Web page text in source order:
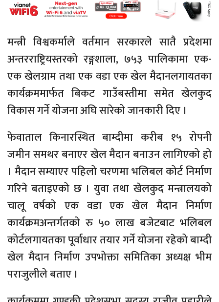
मन्त्री विश्वकर्माले वर्तमान सरकारले सातै प्रदेशमा
अन्तरराष्ट्रियस्तरको रङ्गशाला, ७५३ पालिकामा एक-
एक खेलग्राम तथा एक वडा एक खेल मैदानलगायतका
कार्यक्रममार्फत बिकट गाउँबस्तीमा समेत खेलकुद
विकास गर्ने योजना अघि सारेको जानकारी दिए ।
फेवाताल किनारस्थित बाम्दीमा करीब १५ रोपनी
जमीन समथर बनाएर खेल मैदान बनाउन लागिएको हो
। मैदान सम्याएर पहिलो चरणमा भलिबल कोर्ट निर्माण
गरिने बताइएको छ । युवा तथा खेलकुद मन्त्रालयको
चालू वर्षको एक वडा एक खेल मैदान निर्माण
कार्यक्रमअन्तर्गतको रु ५० लाख बजेटबाट भलिबल
कोर्टलगायतका पूर्वाधार तयार गर्ने योजना रहेको बाम्दी
खेल मैदान निर्माण उपभोक्ता समितिका अध्यक्ष भीम
पराजुलीले बताए ।